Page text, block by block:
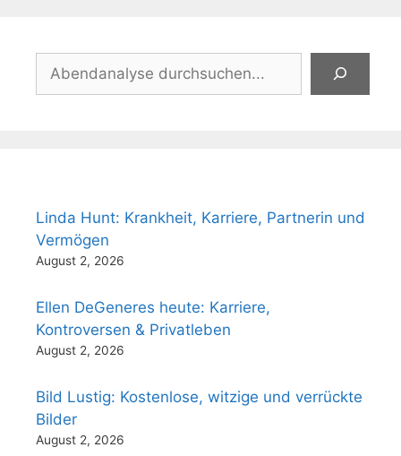
Linda Hunt: Krankheit, Karriere, Partnerin und
Vermögen
August 2, 2026
Ellen DeGeneres heute: Karriere,
Kontroversen & Privatleben
August 2, 2026
Bild Lustig: Kostenlose, witzige und verrückte
Bilder
August 2, 2026